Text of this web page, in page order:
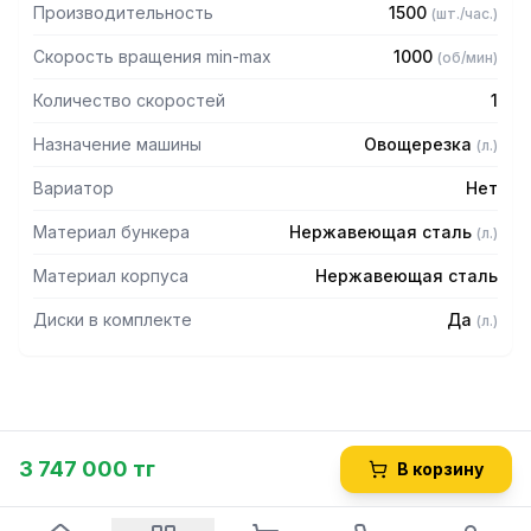
Производительность 1500 (шт./час.)
Скорость вращения min-max 1000 (об/мин)
Количество скоростей 1
Назначение машины Овощерезка (л.)
Вариатор Нет
Материал бункера Нержавеющая сталь (л.)
Материал корпуса Нержавеющая сталь
Диски в комплекте Да (л.)
3 747 000 тг В корзину